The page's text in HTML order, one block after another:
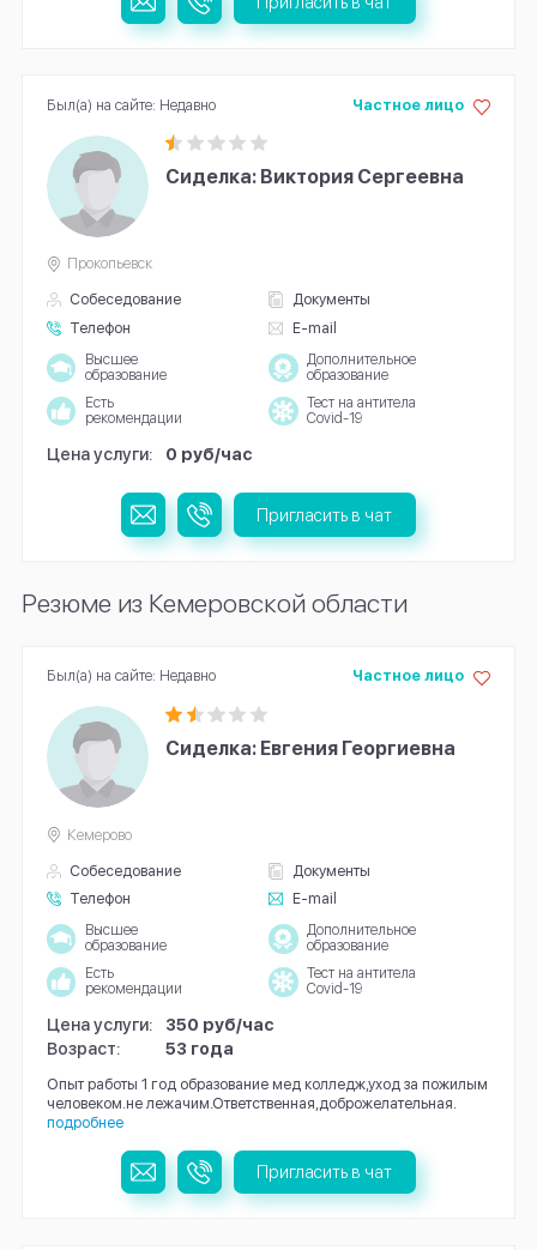
Сиделка: Виктория Сергеевна
Собеседование
Документы
Телефон
E-mail
Частное лицо
Прокопьевск
Высшее
образование
Дополнительное
образование
Есть
рекомендации
Тест на антитела
Covid-19
Цена услуги: 0 руб/час
Был(а) на сайте: Недавно
Пригласить в чат
Резюме из Кемеровской области
Сиделка: Евгения Георгиевна
Собеседование
Документы
Телефон
E-mail
Частное лицо
Кемерово
Высшее
образование
Дополнительное
образование
Есть
рекомендации
Тест на антитела
Covid-19
Цена услуги:
350 руб/час
Возраст:
53 года
Опыт работы 1 год образование мед колледж,уход за пожилым
человеком.не лежачим.Ответственная,доброжелательная.
подробнее
Был(а) на сайте: Недавно
Пригласить в чат